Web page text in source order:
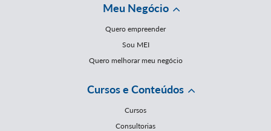
Meu Negócio
Quero empreender
Sou MEI
Quero melhorar meu negócio
Cursos e Conteúdos
Cursos
Consultorias